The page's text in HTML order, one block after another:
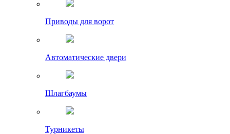
Приводы для ворот
Автоматические двери
Шлагбаумы
Турникеты